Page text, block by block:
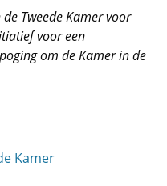
Tweede Kamer voor
voor een
om de Kamer in de
Kamer